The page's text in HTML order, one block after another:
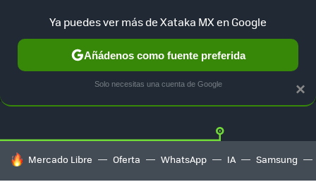
GUÍA DE COMPRAS MERCADO LIBRE
HOY SE HABLA DE
Mercado Libre Oferta WhatsApp IA Samsung
×
Ya puedes ver más de Xataka MX en Google
Añádenos como fuente preferida
Solo necesitas una cuenta de Google